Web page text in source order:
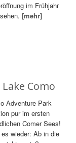
im Frühjahr
[mehr]
Como
Adventure Park
pur im ersten
Comer Sees!
wieder: Ab in die